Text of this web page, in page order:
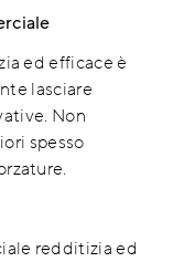
ed efficace è
lasciare
Non
spesso
redditizia ed